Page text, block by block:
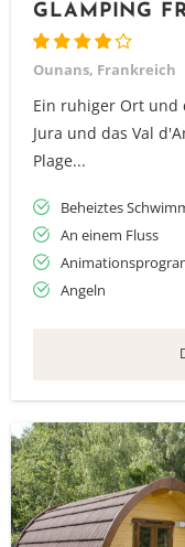
GLAMPING
Ounans, Frankreich
Ein ruhiger Ort und
Jura und das Val
Plage...
Beheiztes
An einem Fluss
Angeln